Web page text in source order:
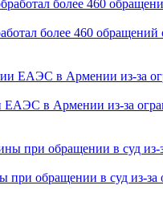
более 460 обращений
ЕАЭС в Армении из-за
обращении в суд из-за